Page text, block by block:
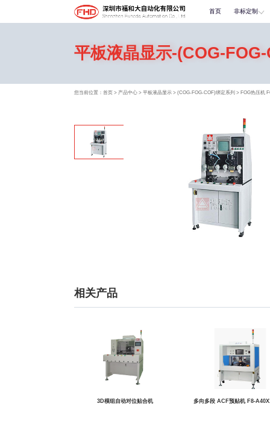
首页 非标定制
平板液晶显示-(COG-
您当前位置： 首页> 产品中心> 平板液晶显示> (COG-FOG-COF)绑定系列>FOG热压机
相关产品
3D模组自动对位贴合机 多向多段 ACF预贴机 F8-